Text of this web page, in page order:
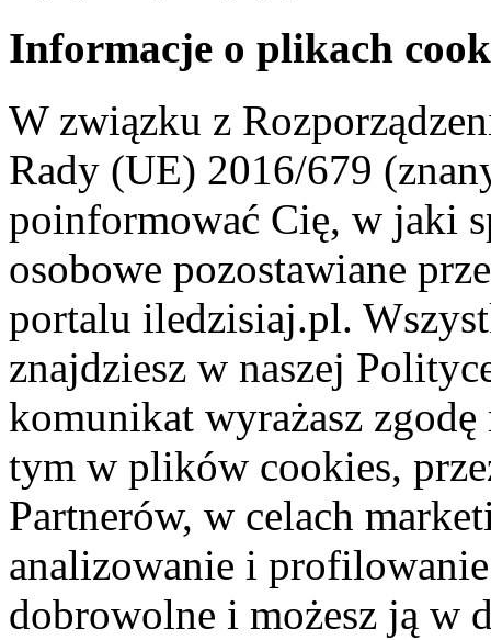
Informacje o plikach
W związku z
Rady (UE) 2016/679
poinformować Cię, w jaki
osobowe pozostawiane
portalu iledzisiaj.pl.
znajdziesz w naszej
komunikat wyrażasz
tym w plików cookies,
Partnerów, w celach
analizowanie i
dobrowolne i możesz ją w